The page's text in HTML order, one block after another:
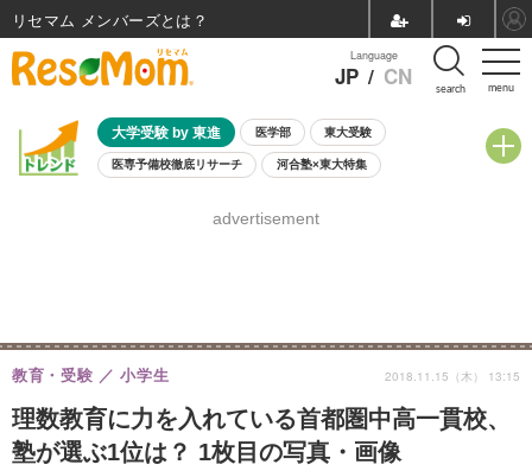
menu
Language
JP / CN search
大学受験 by 東進 医学部 東大受験
医専予備校徹底リサーチ 河合塾×東大特集
8月開催学校説明会・相談会
advertisement
理数教育に力を入れている首都圏中高一貫校、
塾が選ぶ1位は？ 1枚目の写真・画像
教育・受験 小学生 2018.11.15（木） 13:15
リセマム メンバーズ